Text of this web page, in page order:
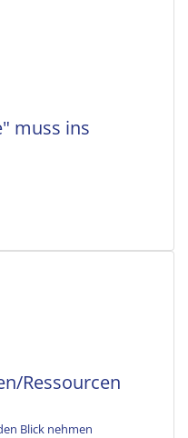
muss ins
Ressourcen
Blick nehmen